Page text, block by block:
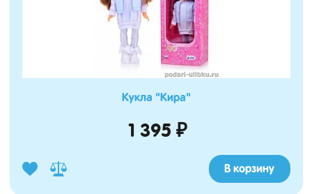
Кукла "Кира"
1 395 ₽
В корзину